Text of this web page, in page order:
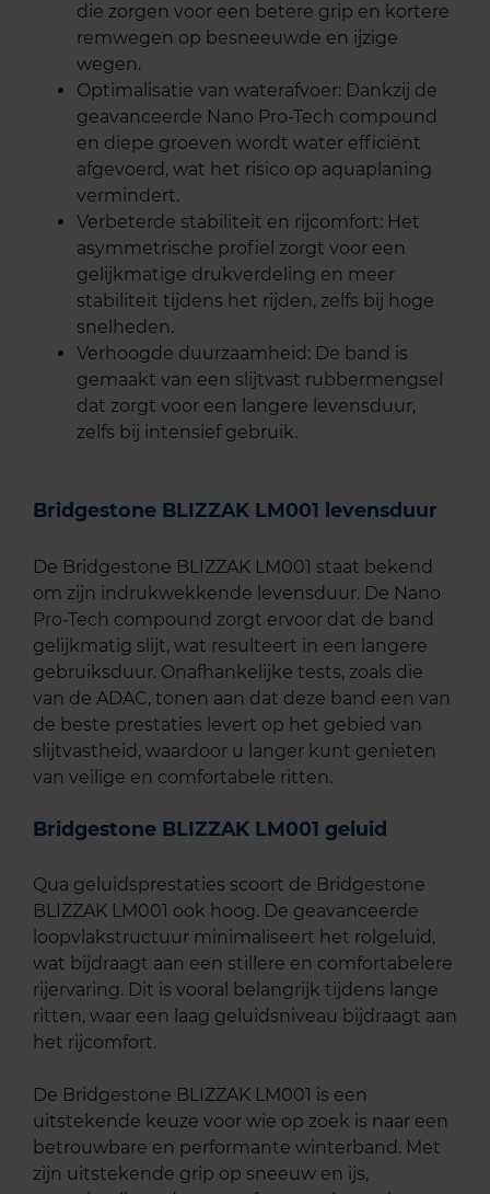
die zorgen voor een betere grip en kortere
remwegen op besneeuwde en ijzige
wegen.
Optimalisatie van waterafvoer: Dankzij de
geavanceerde Nano Pro-Tech compound
en diepe groeven wordt water efficiënt
afgevoerd, wat het risico op aquaplaning
vermindert.
Verbeterde stabiliteit en rijcomfort: Het
asymmetrische profiel zorgt voor een
gelijkmatige drukverdeling en meer
stabiliteit tijdens het rijden, zelfs bij hoge
snelheden.
Verhoogde duurzaamheid: De band is
gemaakt van een slijtvast rubbermengsel
dat zorgt voor een langere levensduur,
zelfs bij intensief gebruik.
Bridgestone BLIZZAK LM001 levensduur
De Bridgestone BLIZZAK LM001 staat bekend
om zijn indrukwekkende levensduur. De Nano
Pro-Tech compound zorgt ervoor dat de band
gelijkmatig slijt, wat resulteert in een langere
gebruiksduur. Onafhankelijke tests, zoals die
van de ADAC, tonen aan dat deze band een van
de beste prestaties levert op het gebied van
slijtvastheid, waardoor u langer kunt genieten
van veilige en comfortabele ritten.
Bridgestone BLIZZAK LM001 geluid
Qua geluidsprestaties scoort de Bridgestone
BLIZZAK LM001 ook hoog. De geavanceerde
loopvlakstructuur minimaliseert het rolgeluid,
wat bijdraagt aan een stillere en comfortabelere
rijervaring. Dit is vooral belangrijk tijdens lange
ritten, waar een laag geluidsniveau bijdraagt aan
het rijcomfort.
De Bridgestone BLIZZAK LM001 is een
uitstekende keuze voor wie op zoek is naar een
betrouwbare en performante winterband. Met
zijn uitstekende grip op sneeuw en ijs,